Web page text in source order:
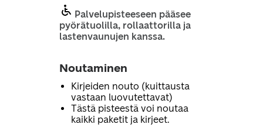
Palvelupisteeseen pääsee
pyörätuolilla, rollaattorilla ja
lastenvaunujen kanssa.
Noutaminen
Kirjeiden nouto (kuittausta
vastaan luovutettavat)
Tästä pisteestä voi noutaa
kaikki paketit ja kirjeet.